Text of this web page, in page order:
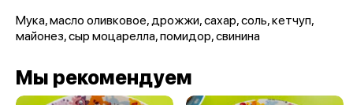
Мука, масло оливковое, дрожжи, сахар, соль, кетчуп,
майонез, сыр моцарелла, помидор, свинина
Мы рекомендуем